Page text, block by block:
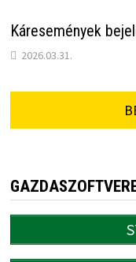
Káresemények
2026.03.31.